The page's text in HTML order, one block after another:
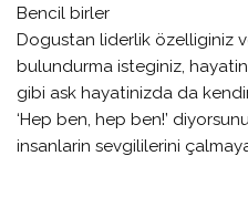
Bencil birler
Dogustan liderlik özelliginiz
bulundurma isteginiz,
gibi ask hayatinizda da
‘Hep ben, hep ben!’
insanlarin sevgililerini